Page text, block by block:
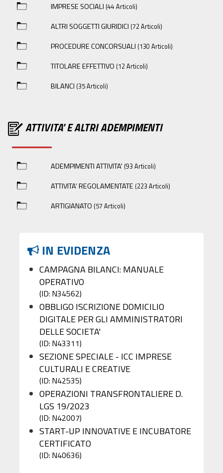
IMPRESE SOCIALI (44 Articoli)
ALTRI SOGGETTI GIURIDICI (72 Articoli)
PROCEDURE CONCORSUALI (130 Articoli)
TITOLARE EFFETTIVO (12 Articoli)
BILANCI (35 Articoli)
ATTIVITA' E ALTRI ADEMPIMENTI
ADEMPIMENTI ATTIVITA' (93 Articoli)
ATTIVITA’ REGOLAMENTATE (223 Articoli)
ARTIGIANATO (57 Articoli)
IN EVIDENZA
CAMPAGNA BILANCI: MANUALE
OPERATIVO
(ID: N34562)
OBBLIGO ISCRIZIONE DOMICILIO
DIGITALE PER GLI AMMINISTRATORI
DELLE SOCIETA'
(ID: N43311)
SEZIONE SPECIALE - ICC IMPRESE
CULTURALI E CREATIVE
(ID: N42535)
OPERAZIONI TRANSFRONTALIERE D.
LGS 19/2023
(ID: N42007)
START-UP INNOVATIVE E INCUBATORE
CERTIFICATO
(ID: N40636)